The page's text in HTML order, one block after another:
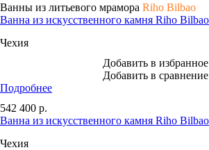
Ванны из литьевого мрамора Riho Bilbao
Ванна из искусственного камня Riho
Чехия
Добавить в избранное
Добавить в сравнение
Подробнее
542 400 р.
Ванна из искусственного камня Riho
Чехия